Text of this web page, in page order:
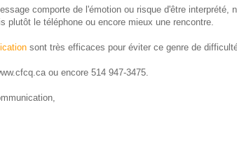
comporte de l'émotion ou risque d'être interprété,
plutôt le téléphone ou encore mieux une rencontre.
sont très efficaces pour éviter ce genre de
ou encore 514 947-3475.